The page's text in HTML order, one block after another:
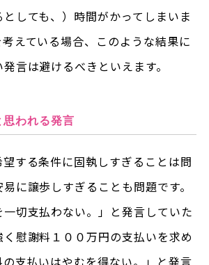
しても、）時間がかってしまいま
えている場合、このような結果に
言は避けるべきといえます。
われる発言
する条件に固執しすぎることは問
に譲歩しすぎることも問題です。
切支払わない。」と発言していた
慰謝料１００万円の支払いを求め
支払いはやむを得ない。」と発言